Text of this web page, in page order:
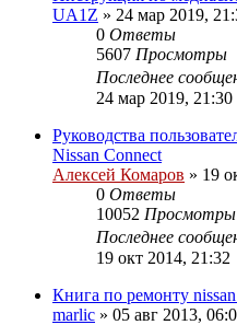
UA1Z » 24 мар 2019,
0 Ответы
5607 Просмотры
Последнее
24 мар 2019, 21:30
Руководства
Nissan Connect
Алексей Комаров » 19
0 Ответы
10052 Просмотры
Последнее
19 окт 2014, 21:32
Книга по ремонту nissan
marlic » 05 авг 2013,